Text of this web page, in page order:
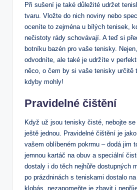
Při sušení je také důležité udržet
tvaru. Vložte do nich noviny nebo
oceníte to zejména u bílých tenisek,
nečistoty rády schovávají. A teď si
botníku bazén pro vaše tenisky.
odvodníte, ale také je udržíte v
něco, o čem by si vaše tenisky určitě
kdyby mohly!
Pravidelné čištění
Když už jsou tenisky čisté, nebojte
ještě jednou. Pravidelné čištění je
vašem oblíbeném pokrmu – dodá jim
jemnou kartáč na obuv a speciální
dostaly i do těch nejhůře dostupných
po prázdninách s teniskami dostalo
klobás, nezapomeňte je zbavit i